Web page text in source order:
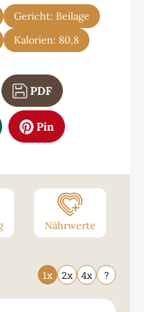
Gericht: Beilage
Kalorien: 80,8
PDF
Pin
Nährwerte
1x 2x 4x ?